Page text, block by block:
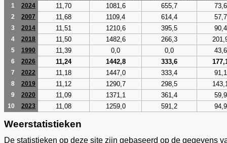
1
2024 11,70 1081,6 655,7 73,6
2 2007 11,68 1109,4 614,4 57,7
3 2014 11,51 1210,6 395,5 90,4
4 2018 11,50 1482,6 266,3
5 1990 11,39 0,0 0,0 43,6
6 2026 11,24 1442,8 333,6
7 2022 11,18 1447,0 333,4 91,1
8 2019 11,12 1290,7 298,5
9 2020 11,09 1371,1 361,4 59,9
10 2023 11,08 1259,0 591,2 94,9
Weerstatistieken
De statistieken op deze site zijn gebaseerd op de gegevens